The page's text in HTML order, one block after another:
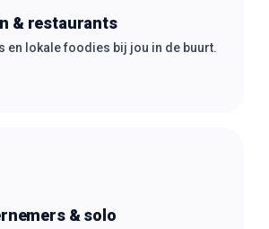
& restaurants
en lokale foodies bij jou in de buurt.
& solo